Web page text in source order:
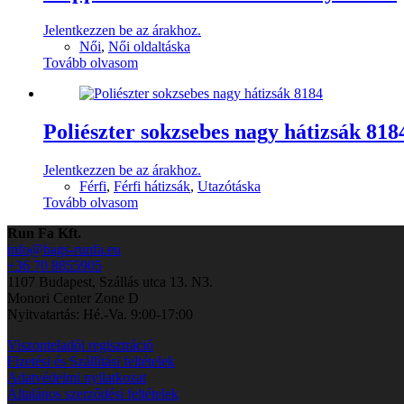
Jelentkezzen be az árakhoz.
Női, Női oldaltáska
Tovább olvasom
Poliészter sokzsebes nagy hátizsák
Jelentkezzen be az árakhoz.
Férfi, Férfi hátizsák, Utazótáska
Tovább olvasom
Run Fa Kft.
info@bags-runfa.eu
+36 70 8855905
1107 Budapest, Szállás utca 13. N3.
Monori Center Zone D
Nyitvatartás: Hé.-Va. 9:00-17:00
Viszonteladói regisztráció
Fizetési és Szállítási feltételek
Adatvédelmi nyilatkozat
Általános szerződési feltételek